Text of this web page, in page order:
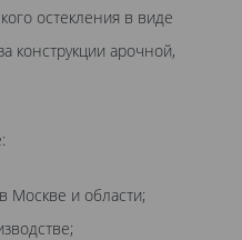
остекления в виде
конструкции арочной,
Москве и области;